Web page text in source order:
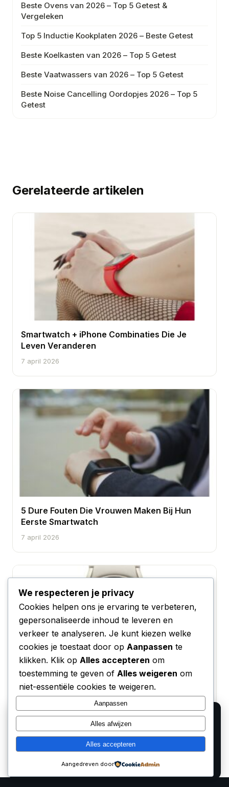
Beste Ovens van 2026 – Top 5 Getest &
Vergeleken
Top 5 Inductie Kookplaten 2026 – Beste Getest
Beste Koelkasten van 2026 – Top 5 Getest
Beste Vaatwassers van 2026 – Top 5 Getest
Beste Noise Cancelling Oordopjes 2026 – Top 5
Getest
Gerelateerde artikelen
Smartwatch + iPhone Combinaties Die Je
Leven Veranderen
7 april 2026
5 Dure Fouten Die Vrouwen Maken Bij Hun
Eerste Smartwatch
7 april 2026
Beste Smartwatches Dames 2026 – Top 5
Review
23 februari 2026
We gebruiken cookies voor analyse en om onze
affiliate partners (Bol.com, Amazon) hun verkopen te
laten meten. Lees onsprivacy beleid.
Alleen functioneel
We respecteren je privacy
Cookies helpen ons je ervaring te verbeteren,
gepersonaliseerde inhoud te leveren en
verkeer te analyseren. Je kunt kiezen welke
cookies je toestaat door op Aanpassen te
klikken. Klik op Alles accepteren om
toestemming te geven of Alles weigeren om
niet-essentiële cookies te weigeren.
Aanpassen
Alles afwijzen
Alles accepteren
Aangedreven door